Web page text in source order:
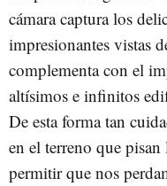
cámara captura los
impresionantes vistas
complementa con el
altísimos e infinitos
De esta forma tan
en el terreno que
permitir que nos